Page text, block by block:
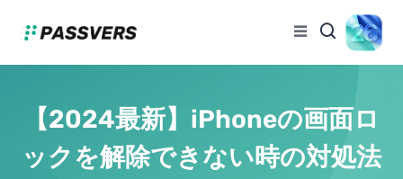
【2024最新】iPhoneの画面ロ
ックを解除できない時の対処法